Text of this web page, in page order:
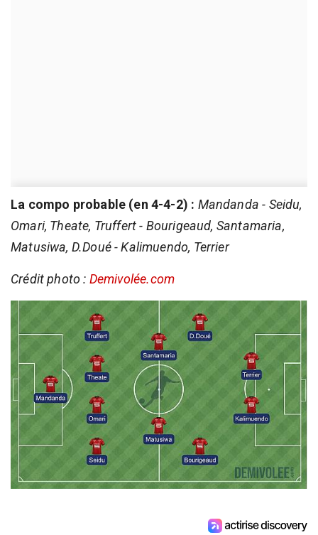
La compo probable (en 4-4-2) : Mandanda - Seidu,
Omari, Theate, Truffert - Bourigeaud, Santamaria,
Matusiwa, D.Doué - Kalimuendo, Terrier
Crédit photo : Demivolée.com